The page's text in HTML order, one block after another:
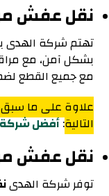
نقل عفش من
تهتم شركة الهدى
بشكل آمن، مع
مع جميع القطع
علاوة على ما
التالية:أفضل
نقل عفش من
توفر شركة الهدى